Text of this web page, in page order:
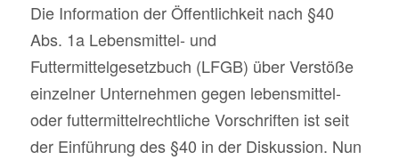
Die Information der Öffentlichkeit nach §40
Abs. 1a Lebensmittel- und
Futtermittelgesetzbuch (LFGB) über Verstöße
einzelner Unternehmen gegen lebensmittel-
oder futtermittelrechtliche Vorschriften ist seit
der Einführung des §40 in der Diskussion. Nun